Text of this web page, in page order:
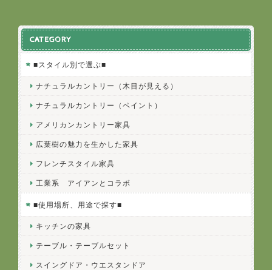
CATEGORY
■スタイル別で選ぶ■
ナチュラルカントリー（木目が見える）
ナチュラルカントリー（ペイント）
アメリカンカントリー家具
広葉樹の魅力を生かした家具
フレンチスタイル家具
工業系 アイアンとコラボ
■使用場所、用途で探す■
キッチンの家具
テーブル・テーブルセット
スイングドア・ウエスタンドア